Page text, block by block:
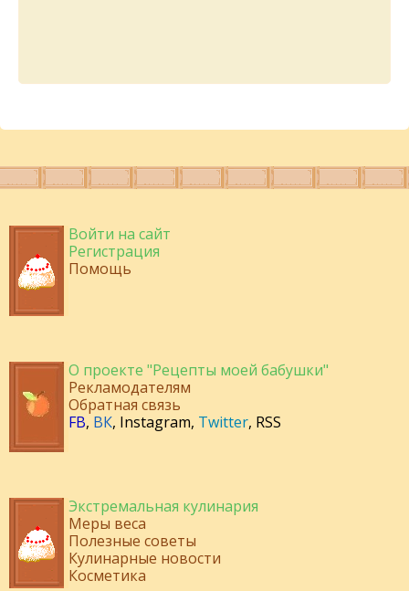
Войти на сайт
Регистрация
Помощь
О проекте "Рецепты моей бабушки"
Рекламодателям
Обратная связь
FB, ВК, Instagram, Twitter, RSS
Экстремальная кулинария
Меры веса
Полезные советы
Кулинарные новости
Косметика